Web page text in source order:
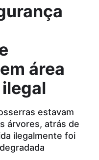
área
estavam
árvores, atrás de
ilegalmente foi